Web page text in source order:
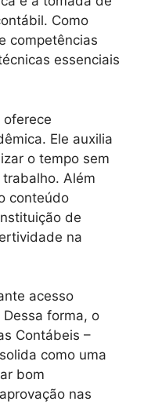
Como
competências
essenciais
Ele auxilia
o tempo sem
Além
conteúdo
de
na
acesso
forma, o
Contábeis –
como uma
bom
nas